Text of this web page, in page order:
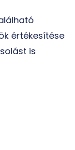
értékesítése
is